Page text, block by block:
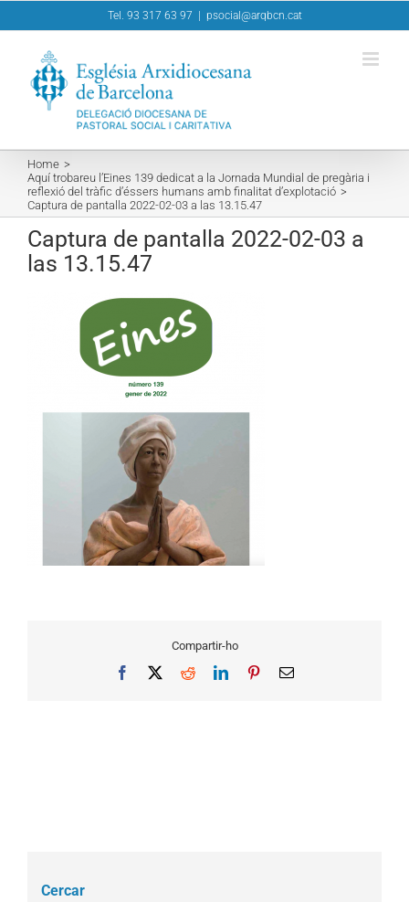
to
Tel. 93 317 63 97 psocial@arqbcn.cat
Home
Aquí trobareu l’Eines 139 dedicat a la Jornada Mundial de pregària i
reflexió del tràfic d’éssers humans amb finalitat d’explotació
Captura de pantalla 2022-02-03 a las 13.15.47
Captura de pantalla 2022-02-03 a
las 13.15.47
Compartir-ho
Facebook RedditLinkedInPinterestEmail
Cercar